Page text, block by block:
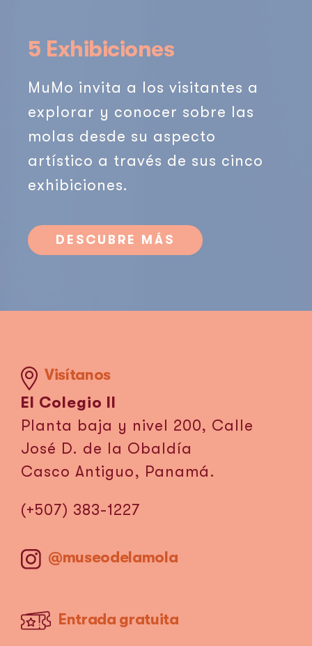
5 Exhibiciones
MuMo invita a los visitantes a
explorar y conocer sobre las
molas desde su aspecto
artístico a través de sus cinco
exhibiciones.
DESCUBRE MÁS
Visítanos
El Colegio II
Planta baja y nivel 200, Calle
José D. de la Obaldía
Casco Antiguo, Panamá.
(+507) 383-1227
@museodelamola
Entrada gratuita